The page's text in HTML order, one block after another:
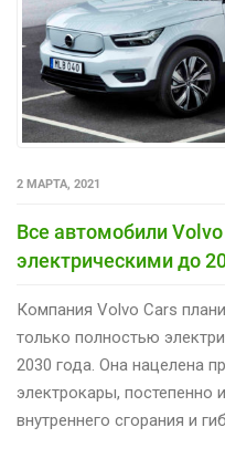
2 МАРТА, 2021
Все автомобили
электрическими до
Компания Volvo Cars
только полностью
2030 года. Она нацелена
электрокары, постепенно
внутреннего сгорания и